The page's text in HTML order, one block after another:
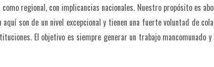
regional, con implicancias nacionales. Nuestro propósito es
son de un nivel excepcional y tienen una fuerte voluntad de
El objetivo es siempre generar un trabajo mancomunado